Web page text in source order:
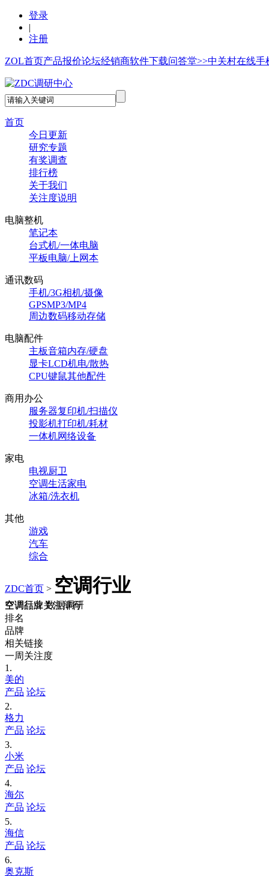
登录
|
注册
ZOL首页产品报价论坛经销商软件下载问答堂>>中关村在线手
首页
今日更新
研究专题
有奖调查
排行榜
关于我们
关注度说明
电脑整机
笔记本
台式机/一体电脑
平板电脑/上网本
通讯数码
手机/3G相机/摄像
GPSMP3/MP4
周边数码移动存储
电脑配件
主板音箱内存/硬盘
显卡LCD机电/散热
CPU键鼠其他配件
商用办公
服务器复印机/扫描仪
投影机打印机/耗材
一体机网络设备
家电
电视厨卫
空调生活家电
冰箱/洗衣机
其他
游戏
汽车
综合
ZDC首页 > 空调行业
空调行业 数据调研
空调品牌关注排行
排名
品牌
相关链接
一周关注度
1.
美的
产品 论坛
2.
格力
产品 论坛
3.
小米
产品 论坛
4.
海尔
产品 论坛
5.
海信
产品 论坛
6.
奥克斯